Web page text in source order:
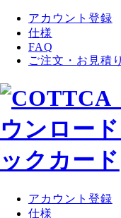
アカウント登録
仕様
FAQ
ご注文・お見積
アカウント登録
仕様